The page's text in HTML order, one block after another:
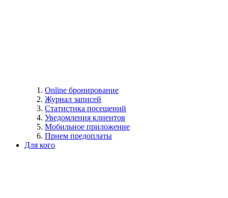
Online бронирование
Журнал записей
Статистика посещений
Уведомления клиентов
Мобильное приложение
Прием предоплаты
Для кого